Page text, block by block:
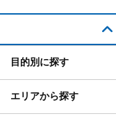
目的別に探す
エリアから探す